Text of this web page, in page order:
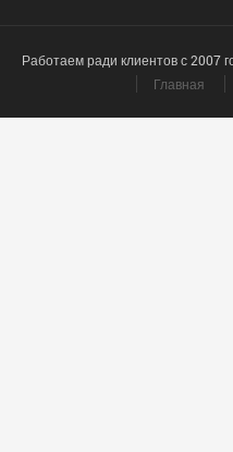
Работаем ради клиентов с 2007
Главная